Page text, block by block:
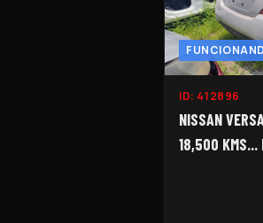
ID: 412896
NISSAN
18,500